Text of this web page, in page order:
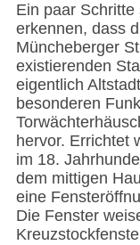
Ein paar
erkennen, dass
Müncheberger
existierenden
eigentlich
besonderen
hervor. Errichtet
im 18.
dem mittigen
eine
Die Fenster